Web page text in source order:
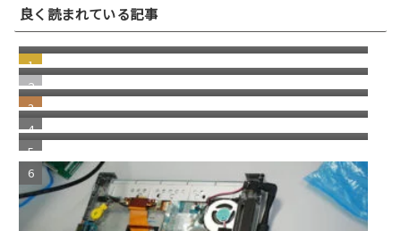
良く読まれている記事
dynabook B65/ER 電源入れるとBIOS／
Setup Utility画面が出る
PCメーカー製ノートパソコンの部品を探す方
法について。グーグルレンズ
Panasonic Lets Note CF-FV1 CF-FV4 コネク
ターの外し方
windows11 セットアップ後 ＠（アットマー
ク）がでない問題
2025年版 DELL OptiPlex 7020 SFF Office
Personal 2021 プレインストール版 マイクロ
ソフトアカウント無し